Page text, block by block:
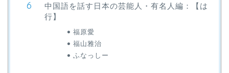
中国語を話す日本の芸能人・有名人編：【は
行】
福原愛
福山雅治
ふなっしー